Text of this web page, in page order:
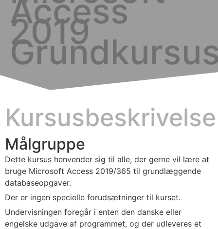
Access
2019
Kursusbeskrivelse
Målgruppe
Dette kursus henvender sig til alle, der gerne vil lære at
bruge Microsoft Access 2019/365 til grundlæggende
databaseopgaver.
Der er ingen specielle forudsætninger til kurset.
Undervisningen foregår i enten den danske eller
engelske udgave af programmet, og der udleveres et